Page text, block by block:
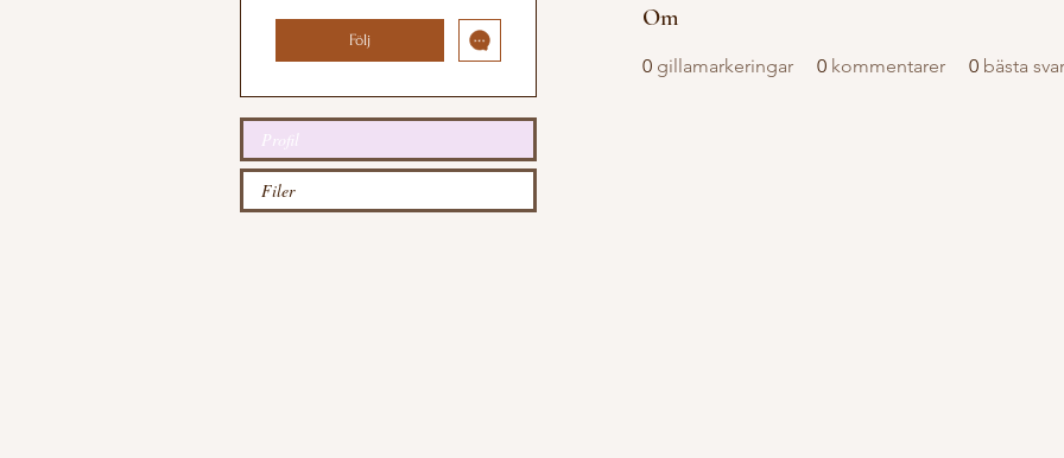
Om
0 gillamarkeringar 0 kommentarer 0 bästa svar
Följ
Profil
Filer